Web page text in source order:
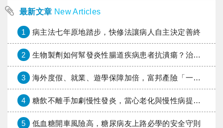
最新文章 New Articles
1 病主法七年原地踏步，快修法讓病人自主決定善終
2 生物製劑如何幫發炎性腸道疾病患者抗潰瘍？治療進展與健保給付困境一次看
3 海外度假、就業、遊學保障加倍，富邦產險「一期逐夢」專案加碼遠距醫療與緊急救援
4 糖飲不離手加劇慢性發炎，當心老化與慢性病提早報到
5 低血糖開車風險高，糖尿病友上路必學的安全守則